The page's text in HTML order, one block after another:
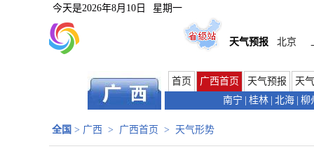
今天是2026年8月10日 星期一
天气预报 北京
首页 广西首页 天气预报
天
南宁
桂林 北海 柳
全国 > 广西 > 广西首页 > 天气形势